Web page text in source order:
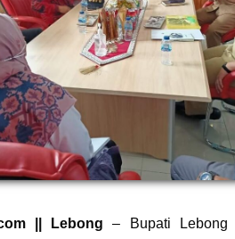
|| Lebong – Bupati Lebong